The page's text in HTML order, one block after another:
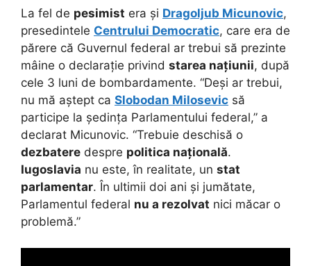
La fel de pesimist era și Dragoljub Micunovic,
presedintele Centrului Democratic, care era de
părere că Guvernul federal ar trebui să prezinte
mâine o declarație privind starea națiunii, după
cele 3 luni de bombardamente. “Deși ar trebui,
nu mă aștept ca Slobodan Milosevic să
participe la ședința Parlamentului federal,” a
declarat Micunovic. “Trebuie deschisă o
dezbatere despre politica națională.
Iugoslavia nu este, în realitate, un stat
parlamentar. În ultimii doi ani și jumătate,
Parlamentul federal nu a rezolvat nici măcar o
problemă.”